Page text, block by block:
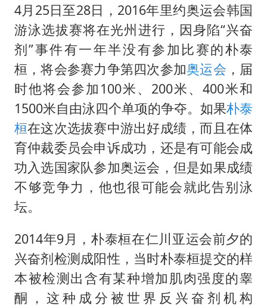
中巨芯：上半年归母净利润1405.77万元
美股存储板块集体大跌
U17国足点球大战淘汰河床晋级决赛
“今天得有40℃了吧 为啥还不预警”
名创优品回应女子吐槽内裤质量差
欧阳娜娜窦靖童好搭
中国女篮70-67险胜尼日利亚女篮
“新疆阿勒泰八月能滑雪”不实
4月25日至28日，2016年里约奥运会韩国
游泳选拔赛将在光州进行，因身陷“兴奋
剂”事件有一年半没有参加比赛的朴泰
桓，将会参赛力争第四次参加奥运会 ，届
时他将会参加100米、200米、400米和
1500米自由泳四个单项的争夺。如果朴泰
桓在这次选拔赛中游出好成绩，而且在体
育仲裁委员会申诉成功，还是有可能会成
功入选国家队参加奥运会，但是如果成绩
不够竞争力，他也很可能会就此告别泳
坛。
2014年9月，朴泰桓在仁川亚运会前夕的
兴奋剂检测成阳性，当时朴泰桓提交的样
本被检测出含有某种增加肌肉强度的睾
酮，这种成分被世界反兴奋剂机构